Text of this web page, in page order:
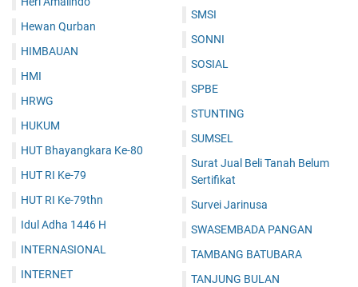
Hewan Qurban
HIMBAUAN
HMI
HRWG
HUKUM
HUT Bhayangkara Ke-80
HUT RI Ke-79
HUT RI Ke-79thn
Idul Adha 1446 H
INTERNASIONAL
INTERNET
SMSI
SONNI
SOSIAL
SPBE
STUNTING
SUMSEL
Surat Jual Beli Tanah Belum
Sertifikat
Survei Jarinusa
SWASEMBADA PANGAN
TAMBANG BATUBARA
TANJUNG BULAN